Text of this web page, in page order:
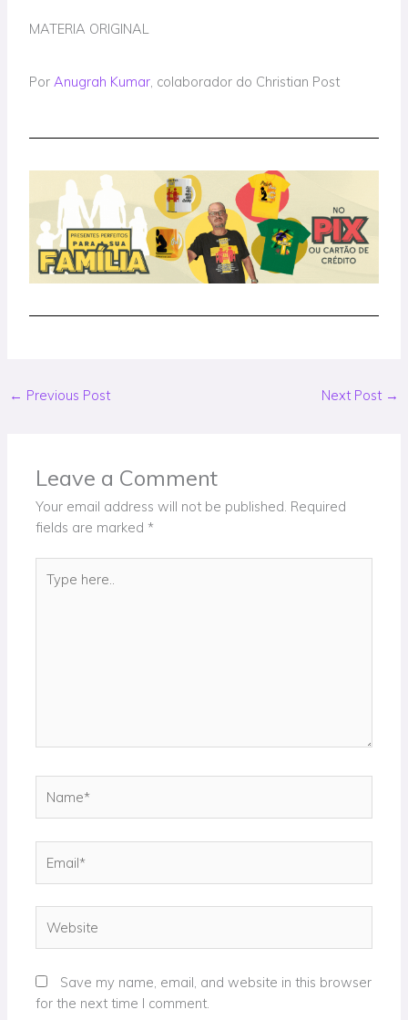
MATERIA ORIGINAL
PorAnugrah Kumar, colaborador do Christian Post
← Previous Post Next Post →
Leave a Comment
Your email address will not be published. Required
fields are marked *
here..
Save my name, email, and website in this browser
for the next time I comment.